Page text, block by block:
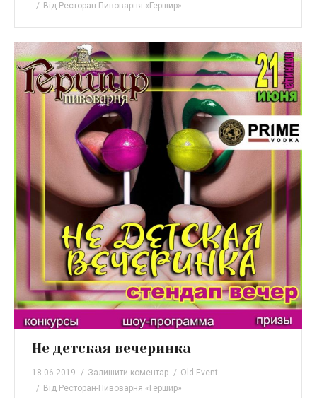
Від Ресторан-Пивоварня «Гершир»
Не детская вечеринка
18.06.2019 Залишити коментар
Old Event
Від Ресторан-Пивоварня «Гершир»